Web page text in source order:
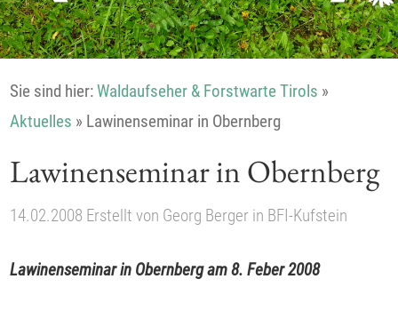
Sie sind hier:Waldaufseher & Forstwarte Tirols »
Aktuelles » Lawinenseminar in Obernberg
Lawinenseminar in Obernberg
14.02.2008 Erstellt von Georg Berger in BFI-Kufstein
Lawinenseminar in Obernberg am 8. Feber 2008